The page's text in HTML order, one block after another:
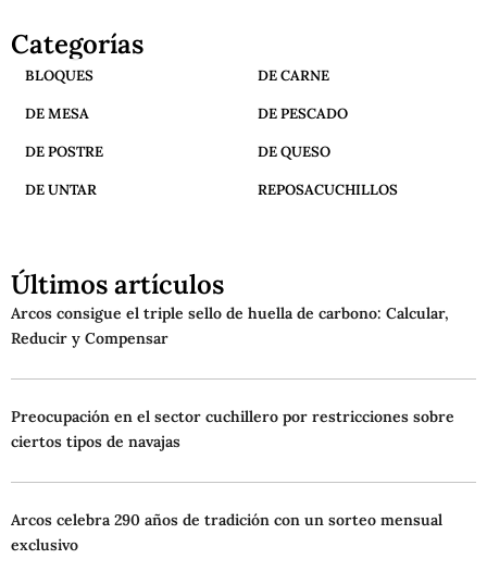
Categorías
BLOQUES DE CARNE
DE MESA DE PESCADO
DE POSTRE DE QUESO
DE UNTAR REPOSACUCHILLOS
Últimos artículos
Arcos consigue el triple sello de huella de carbono: Calcular,
Reducir y Compensar
Preocupación en el sector cuchillero por restricciones sobre
ciertos tipos de navajas
Arcos celebra 290 años de tradición con un sorteo mensual
exclusivo